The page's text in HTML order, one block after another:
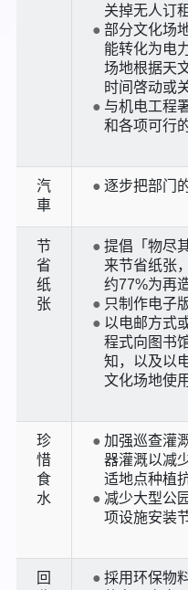
关掉无人订
部分文化场
能转化为电
场地根据天
时间啓动或
与机电工程
和各项可行
汽
車
逐步把部门
节
省
纸
张
提倡「物尽
来节省纸张
约77%为再
只制作电子
以电邮方式
程式向图书
知，以及以
文化场地使
珍
惜
食
水
加强巡查灌
器灌溉以减
适地点种植
减少大型公
项设施安装
回
採用环保物